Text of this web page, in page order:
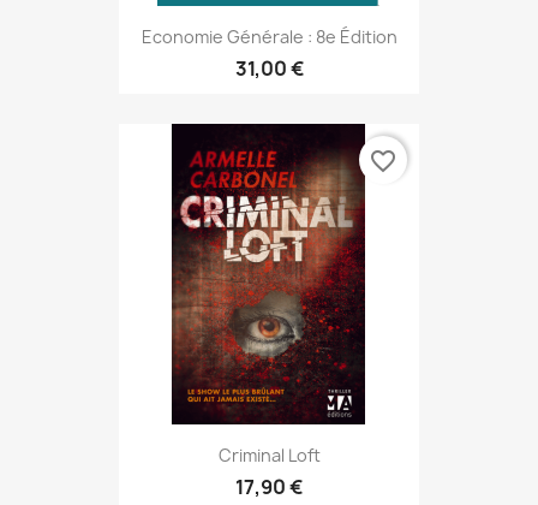
Economie Générale : 8e Édition
31,00 €
Criminal Loft
17,90 €
favorite_border